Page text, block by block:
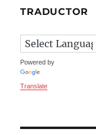
TRADUCTOR
Powered by
Translate